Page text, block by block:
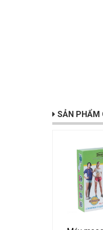
SẢN PHẨM